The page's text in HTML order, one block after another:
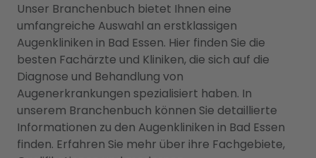
Unser Branchenbuch bietet Ihnen eine
umfangreiche Auswahl an erstklassigen
Augenkliniken in Bad Essen. Hier finden Sie die
besten Fachärzte und Kliniken, die sich auf die
Diagnose und Behandlung von
Augenerkrankungen spezialisiert haben. In
unserem Branchenbuch können Sie detaillierte
Informationen zu den Augenkliniken in Bad Essen
finden. Erfahren Sie mehr über ihre Fachgebiete,